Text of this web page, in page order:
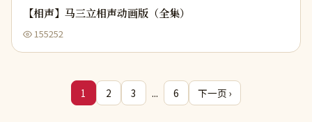
【相声】马三立相声动画版（全集）
155252
1 2 3 ... 6 下一页 ›